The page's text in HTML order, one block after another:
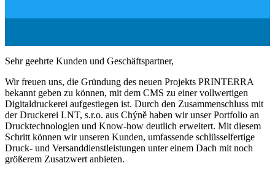
Sehr geehrte Kunden und Geschäftspartner,
Wir freuen uns, die Gründung des neuen Projekts PRINTERRA
bekannt geben zu können, mit dem CMS zu einer vollwertigen
Digitaldruckerei aufgestiegen ist. Durch den Zusammenschluss mit
der Druckerei LNT, s.r.o. aus Chýně haben wir unser Portfolio an
Drucktechnologien und Know-how deutlich erweitert. Mit diesem
Schritt können wir unseren Kunden, umfassende schlüsselfertige
Druck- und Versanddienstleistungen unter einem Dach mit noch
größerem Zusatzwert anbieten.